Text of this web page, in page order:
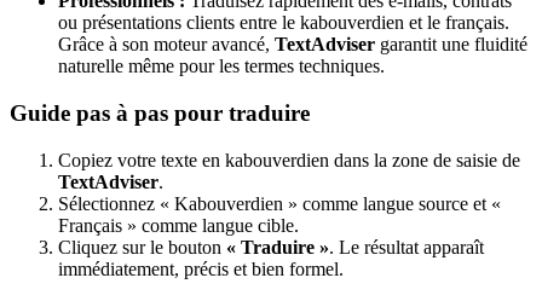
ou présentations clients entre le kabouverdien et le français.
Grâce à son moteur avancé, TextAdviser garantit une fluidité
naturelle même pour les termes techniques.
Guide pas à pas pour traduire
Copiez votre texte en kabouverdien dans la zone de saisie de
TextAdviser.
Sélectionnez « Kabouverdien » comme langue source et «
Français » comme langue cible.
Cliquez sur le bouton « Traduire ». Le résultat apparaît
immédiatement, précis et bien formel.